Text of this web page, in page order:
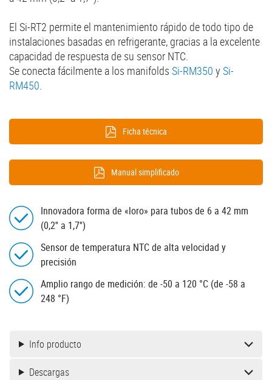
El Si-RT2 permite el mantenimiento rápido de todo tipo de
instalaciones basadas en refrigerante, gracias a la excelente
capacidad de respuesta de su sensor NTC.
Se conecta fácilmente a los manifolds Si-RM350 y Si-
RM450.
Ficha técnica
Manual simplificado
Innovadora forma de «loro» para tubos de 6 a 42 mm
(0,2'' a 1,7'')
Sensor de temperatura NTC de alta velocidad y
precisión
Amplio rango de medición: de -50 a 120 °C (de -58 a
248 °F)
Info producto
Descargas